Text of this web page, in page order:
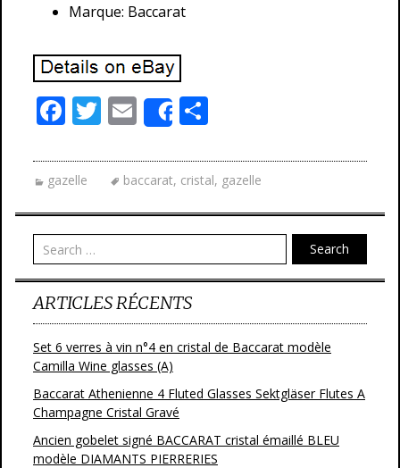
Marque: Baccarat
F
e
b
o
o
k
T
itt
er
E
m
ai
l
Share
ta
g
er
gazelle baccarat, cristal, gazelle
Search
ARTICLES RÉCENTS
Set 6 verres à vin n°4 en cristal de Baccarat modèle
Camilla Wine glasses (A)
Baccarat Athenienne 4 Fluted Glasses Sektgläser Flutes A
Champagne Cristal Gravé
Ancien gobelet signé BACCARAT cristal émaillé BLEU
modèle DIAMANTS PIERRERIES